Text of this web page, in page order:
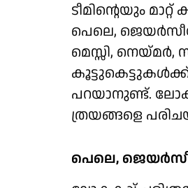
ടീമിന്റെയും
പെലെ,
മെസ്സി,
പറയാനുണ്ട്.
ത്രയങ്ങളെ
പെലെ,